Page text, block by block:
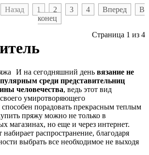
Назад 1 2 3 4 Вперед
В
конец
Страница 1 из 4
И на сегодняшний день вязание не
среди представительниц
человечества, ведь этот вид
умиротворяющего
порадовать прекрасным теплым
пряжу можно не только в
магазинах, но еще и через интернет.
распространение, благодаря
выбрать все необходимое не выходя